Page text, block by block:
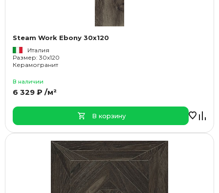
Steam Work Ebony 30x120
Италия
Размер: 30x120
Керамогранит
В наличии
6 329 ₽ /м²
В корзину